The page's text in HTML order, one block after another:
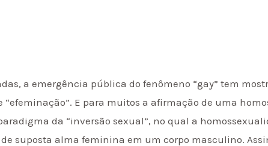
a emergência pública do fenômeno “gay” tem
E para muitos a afirmação de uma
da “inversão sexual”, no qual a
suposta alma feminina em um corpo masculino.